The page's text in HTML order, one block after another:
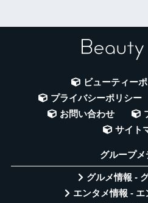
ビューティー
プライバシーポリシー
お問い合わせ
サイト
グループメ
グルメ情報 -
エンタメ情報 - エ